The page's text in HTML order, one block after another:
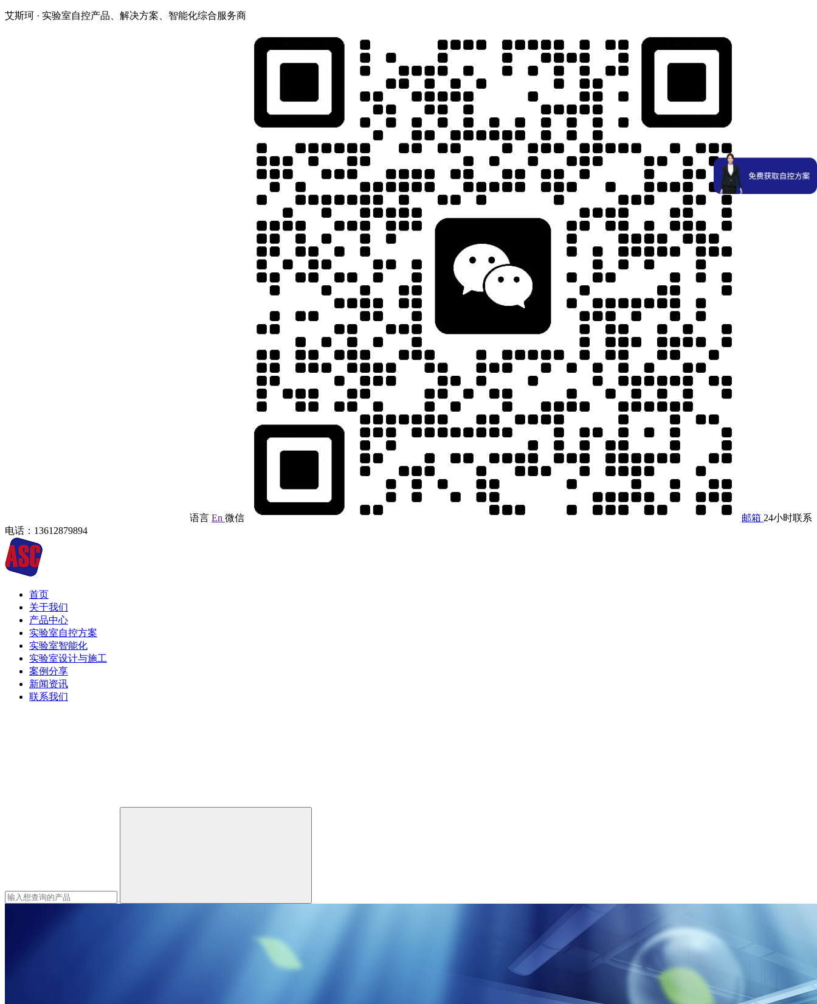
艾斯珂 · 实验室自控产品、解决方案、智能化综合服务商
语言 En 微信 邮箱 24小时联系
电话：13612879894
首页
关于我们
产品中心
实验室自控方案
实验室智能化
实验室设计与施工
案例分享
新闻资讯
联系我们